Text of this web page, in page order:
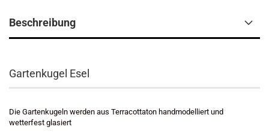
Beschreibung
Gartenkugel Esel
Die Gartenkugeln werden aus Terracottaton handmodelliert und
wetterfest glasiert